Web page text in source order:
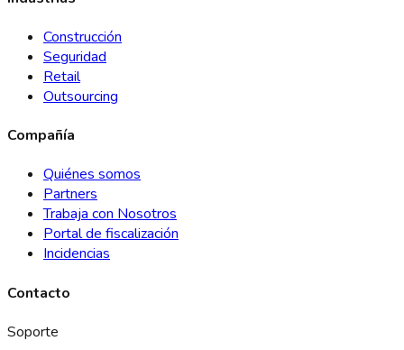
Construcción
Seguridad
Retail
Outsourcing
Compañía
Quiénes somos
Partners
Trabaja con Nosotros
Portal de fiscalización
Incidencias
Contacto
Soporte